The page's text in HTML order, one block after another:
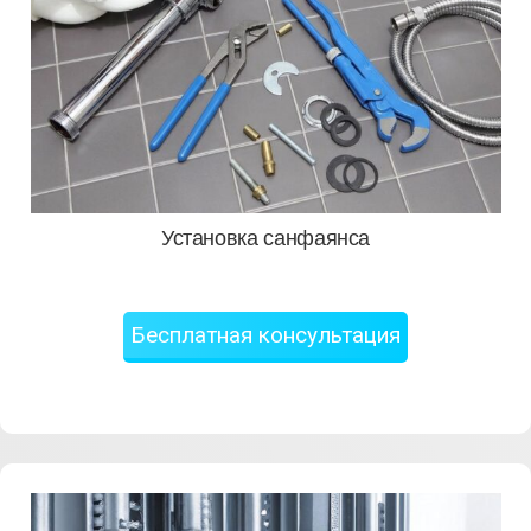
Установка санфаянса
Бесплатная консультация